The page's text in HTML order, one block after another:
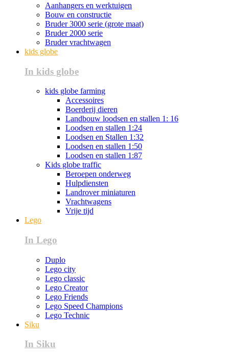
Aanhangers en werktuigen
Bouw en constructie
Bruder 3000 serie (grote maat)
Bruder 2000 serie
Bruder vrachtwagen
kids globe
In kids globe
kids globe farming
Accessoires
Boerderij dieren
Landbouw loodsen en stallen 1: 16
Loodsen en stallen 1:24
Loodsen en Stallen 1:32
Loodsen en stallen 1:50
Loodsen en stallen 1:87
Kids globe traffic
Beroepen onderweg
Hulpdiensten
Landrover miniaturen
Vrachtwagens
Vrije tijd
Lego
In Lego
Duplo
Lego city
Lego classic
Lego Creator
Lego Friends
Lego Speed Champions
Lego Technic
Siku
In Siku